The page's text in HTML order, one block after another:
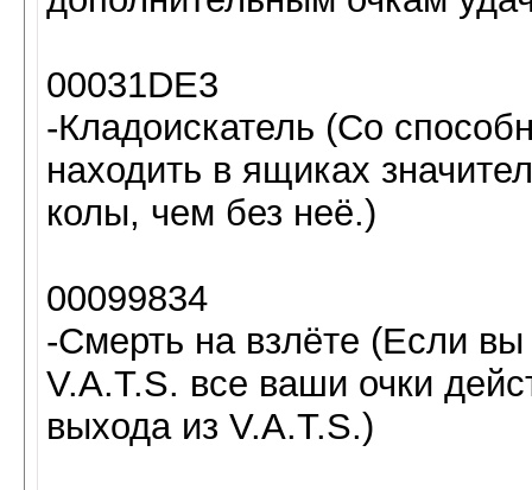
00031DE3
-Кладоискатель (Со
находить в ящиках
колы, чем без неё.)
00099834
-Смерть на взлёте (Если
V.A.T.S. все ваши очки
выхода из V.A.T.S.)